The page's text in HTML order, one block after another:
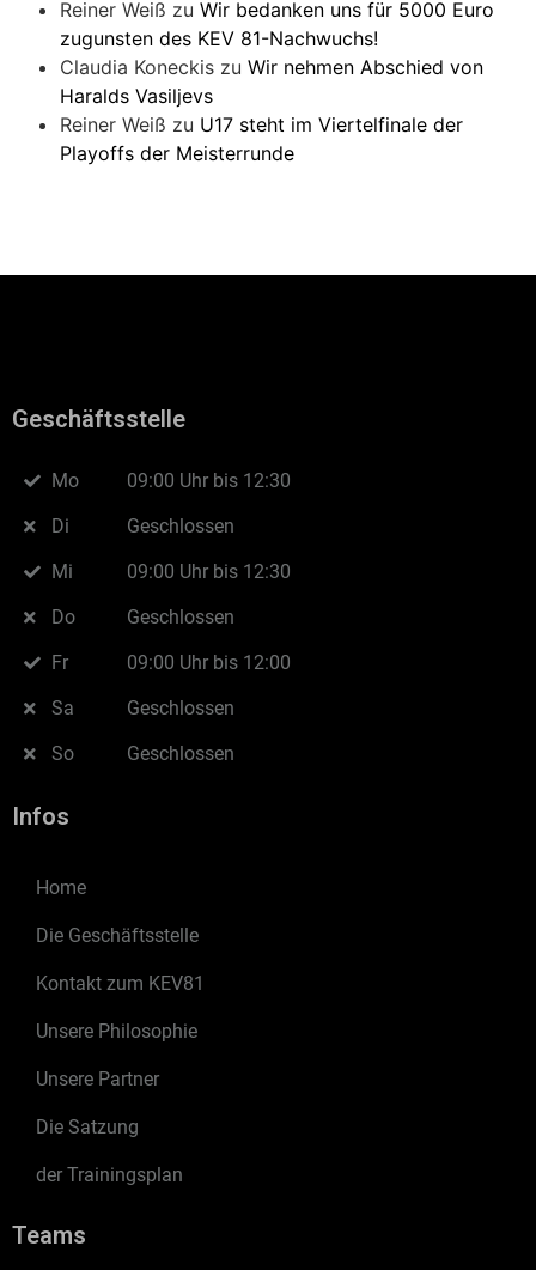
Reiner Weiß zu Wir bedanken uns für 5000 Euro
zugunsten des KEV 81-Nachwuchs!
Claudia Koneckis zu Wir nehmen Abschied von
Haralds Vasiljevs
Reiner Weiß zu U17 steht im Viertelfinale der
Playoffs der Meisterrunde
Geschäftsstelle
Mo
Di
Mi
Do
Fr
Sa
So
09:00 Uhr bis 12:30
Geschlossen
09:00 Uhr bis 12:30
Geschlossen
09:00 Uhr bis 12:00
Geschlossen
Geschlossen
Infos
Home
Die Geschäftsstelle
Kontakt zum KEV81
Unsere Philosophie
Unsere Partner
Die Satzung
der Trainingsplan
Teams